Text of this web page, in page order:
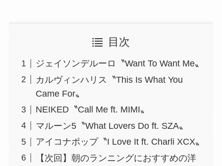
目次
ジェイソンデルーロ〝Want To Want Me〟
カルヴィンハリス〝This Is What You
Came For〟
NEIKED〝Call Me ft. MIMI〟
マルーン5〝What Lovers Do ft. SZA〟
アイコナポップ〝I Love It ft. Charli XCX〟
【次回】朝のランニングにおすすめの洋